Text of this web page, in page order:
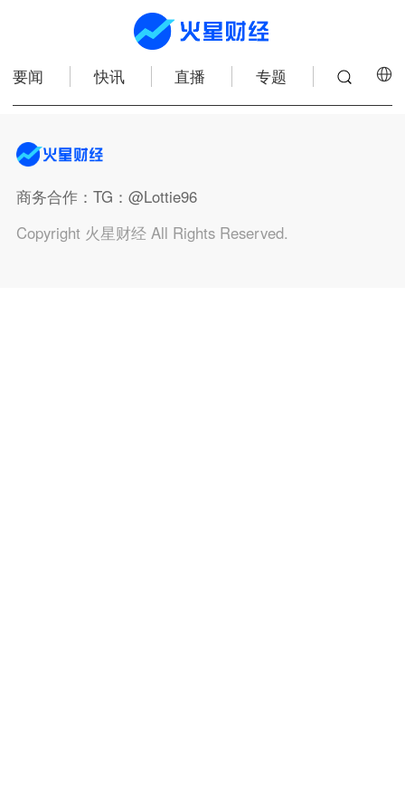
要闻 快讯 直播 专题
商务合作：TG：@Lottie96
Copyright 火星财经 All Rights Reserved.